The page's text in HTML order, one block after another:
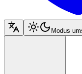
Modus